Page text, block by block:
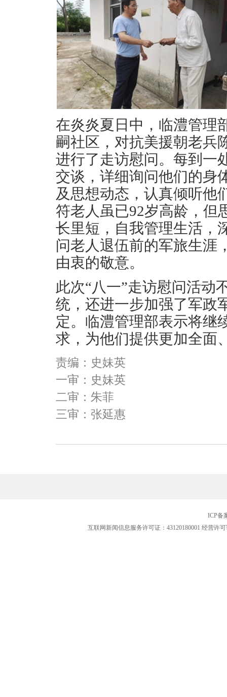
在炎炎夏日中，临澧管理
嗣社区，对抗美援朝老兵
进行了走访慰问。每到一
交谈，详细询问他们的身
及思想动态，认真倾听他
符老人虽已92岁高龄，但
长里短，自我管理生活，
问老人退伍前的军旅生涯
由衷的敬意。
此次“八一”走访慰问活动
统，还进一步加强了军政
定。临澧管理部表示将继
求，为他们提供更加全面
责编：史妹英
一审：史妹英
二审：朱菲
三审：张延惠
ICP备
互联网新闻信息服务许可证：43120180001 经营许可